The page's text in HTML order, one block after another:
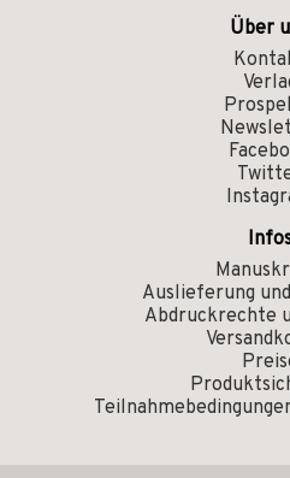
Über
Auslieferung
Abdruckrechte